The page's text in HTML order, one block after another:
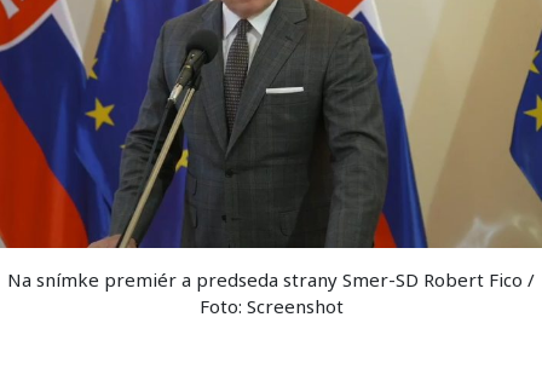
Na snímke premiér a predseda strany Smer-SD Robert Fico /
Foto: Screenshot